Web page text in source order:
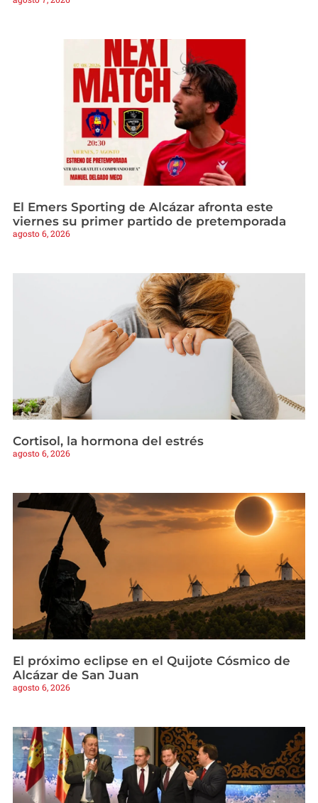
El Emers Sporting de Alcázar afronta este
viernes su primer partido de pretemporada
agosto 6, 2026
Cortisol, la hormona del estrés
agosto 6, 2026
El próximo eclipse en el Quijote Cósmico de
Alcázar de San Juan
agosto 6, 2026